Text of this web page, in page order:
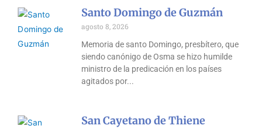
Santo Domingo de Guzmán
agosto 8, 2026
Memoria de santo Domingo, presbítero, que
siendo canónigo de Osma se hizo humilde
ministro de la predicación en los países
agitados por
San Cayetano de Thiene